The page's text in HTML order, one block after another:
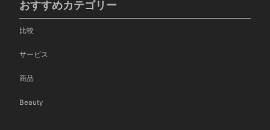
おすすめカテゴリー
比較
サービス
商品
Beauty